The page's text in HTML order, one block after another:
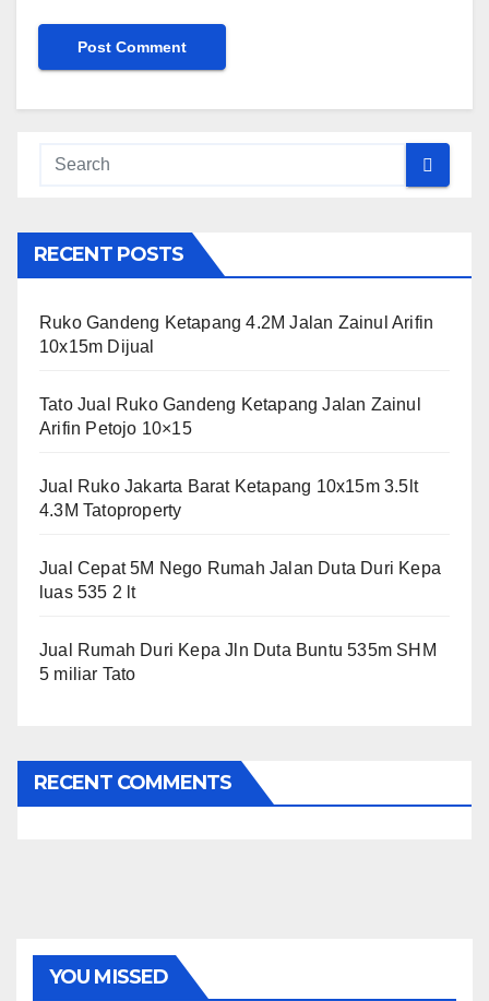
RECENT POSTS
Ruko Gandeng Ketapang 4.2M Jalan Zainul Arifin
10x15m Dijual
Tato Jual Ruko Gandeng Ketapang Jalan Zainul
Arifin Petojo 10×15
Jual Ruko Jakarta Barat Ketapang 10x15m 3.5lt
4.3M Tatoproperty
Jual Cepat 5M Nego Rumah Jalan Duta Duri Kepa
luas 535 2 lt
Jual Rumah Duri Kepa Jln Duta Buntu 535m SHM
5 miliar Tato
RECENT COMMENTS
YOU MISSED